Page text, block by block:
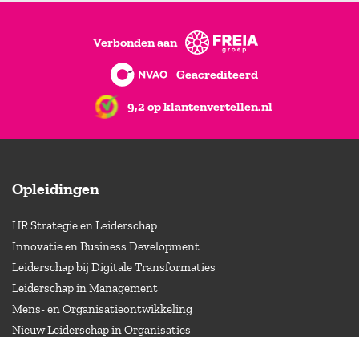
Verbonden aan
Geacrediteerd
9,2 op klantenvertellen.nl
Opleidingen
HR Strategie en Leiderschap
Innovatie en Business Development
Leiderschap bij Digitale Transformaties
Leiderschap in Management
Mens- en Organisatieontwikkeling
Nieuw Leiderschap in Organisaties